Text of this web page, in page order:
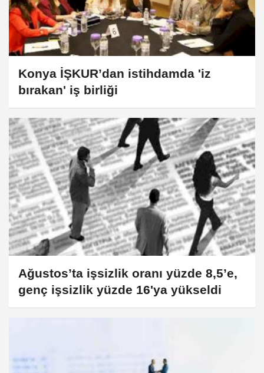
Konya İŞKUR’dan istihdamda 'iz
bırakan' iş birliği
Ağustos’ta işsizlik oranı yüzde 8,5’e,
genç işsizlik yüzde 16'ya yükseldi